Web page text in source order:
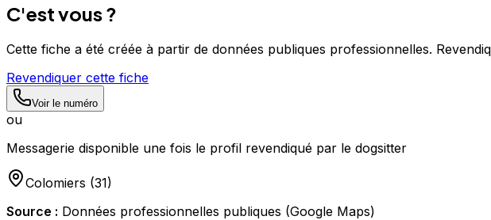
C'est vous ?
Cette fiche a été créée à partir de données publiques professionnelles.
Revendiquer cette fiche
Voir le numéro
ou
Messagerie disponible une fois le profil revendiqué par le dogsitter
Colomiers (31)
Source : Données professionnelles publiques (Google Maps)